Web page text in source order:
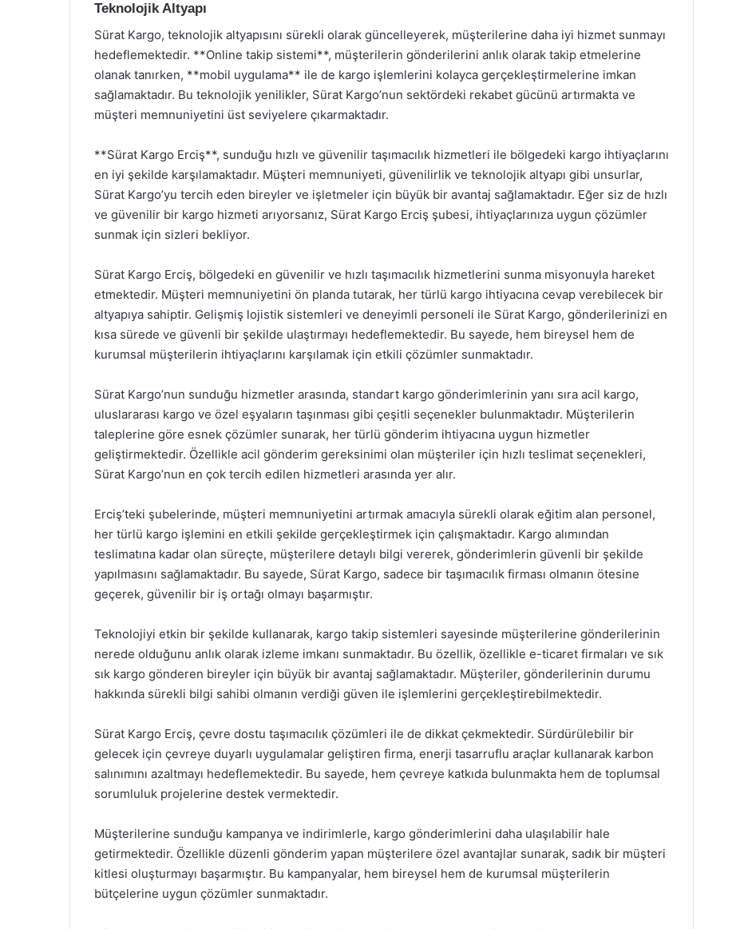
Teknolojik Altyapı
Sürat Kargo, teknolojik altyapısını sürekli olarak güncelleyerek, müşterilerine daha iyi hizmet sunmayı
hedeflemektedir. **Online takip sistemi**, müşterilerin gönderilerini anlık olarak takip etmelerine
olanak tanırken, **mobil uygulama** ile de kargo işlemlerini kolayca gerçekleştirmelerine imkan
sağlamaktadır. Bu teknolojik yenilikler, Sürat Kargo’nun sektördeki rekabet gücünü artırmakta ve
müşteri memnuniyetini üst seviyelere çıkarmaktadır.
**Sürat Kargo Erciş**, sunduğu hızlı ve güvenilir taşımacılık hizmetleri ile bölgedeki kargo ihtiyaçlarını
en iyi şekilde karşılamaktadır. Müşteri memnuniyeti, güvenilirlik ve teknolojik altyapı gibi unsurlar,
Sürat Kargo’yu tercih eden bireyler ve işletmeler için büyük bir avantaj sağlamaktadır. Eğer siz de hızlı
ve güvenilir bir kargo hizmeti arıyorsanız, Sürat Kargo Erciş şubesi, ihtiyaçlarınıza uygun çözümler
sunmak için sizleri bekliyor.
Sürat Kargo Erciş, bölgedeki en güvenilir ve hızlı taşımacılık hizmetlerini sunma misyonuyla hareket
etmektedir. Müşteri memnuniyetini ön planda tutarak, her türlü kargo ihtiyacına cevap verebilecek bir
altyapıya sahiptir. Gelişmiş lojistik sistemleri ve deneyimli personeli ile Sürat Kargo, gönderilerinizi en
kısa sürede ve güvenli bir şekilde ulaştırmayı hedeflemektedir. Bu sayede, hem bireysel hem de
kurumsal müşterilerin ihtiyaçlarını karşılamak için etkili çözümler sunmaktadır.
Sürat Kargo’nun sunduğu hizmetler arasında, standart kargo gönderimlerinin yanı sıra acil kargo,
uluslararası kargo ve özel eşyaların taşınması gibi çeşitli seçenekler bulunmaktadır. Müşterilerin
taleplerine göre esnek çözümler sunarak, her türlü gönderim ihtiyacına uygun hizmetler
geliştirmektedir. Özellikle acil gönderim gereksinimi olan müşteriler için hızlı teslimat seçenekleri,
Sürat Kargo’nun en çok tercih edilen hizmetleri arasında yer alır.
Erciş’teki şubelerinde, müşteri memnuniyetini artırmak amacıyla sürekli olarak eğitim alan personel,
her türlü kargo işlemini en etkili şekilde gerçekleştirmek için çalışmaktadır. Kargo alımından
teslimatına kadar olan süreçte, müşterilere detaylı bilgi vererek, gönderimlerin güvenli bir şekilde
yapılmasını sağlamaktadır. Bu sayede, Sürat Kargo, sadece bir taşımacılık firması olmanın ötesine
geçerek, güvenilir bir iş ortağı olmayı başarmıştır.
Teknolojiyi etkin bir şekilde kullanarak, kargo takip sistemleri sayesinde müşterilerine gönderilerinin
nerede olduğunu anlık olarak izleme imkanı sunmaktadır. Bu özellik, özellikle e-ticaret firmaları ve sık
sık kargo gönderen bireyler için büyük bir avantaj sağlamaktadır. Müşteriler, gönderilerinin durumu
hakkında sürekli bilgi sahibi olmanın verdiği güven ile işlemlerini gerçekleştirebilmektedir.
Sürat Kargo Erciş, çevre dostu taşımacılık çözümleri ile de dikkat çekmektedir. Sürdürülebilir bir
gelecek için çevreye duyarlı uygulamalar geliştiren firma, enerji tasarruflu araçlar kullanarak karbon
salınımını azaltmayı hedeflemektedir. Bu sayede, hem çevreye katkıda bulunmakta hem de toplumsal
sorumluluk projelerine destek vermektedir.
Müşterilerine sunduğu kampanya ve indirimlerle, kargo gönderimlerini daha ulaşılabilir hale
getirmektedir. Özellikle düzenli gönderim yapan müşterilere özel avantajlar sunarak, sadık bir müşteri
kitlesi oluşturmayı başarmıştır. Bu kampanyalar, hem bireysel hem de kurumsal müşterilerin
bütçelerine uygun çözümler sunmaktadır.